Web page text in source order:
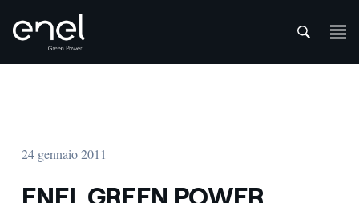
24 gennaio 2011